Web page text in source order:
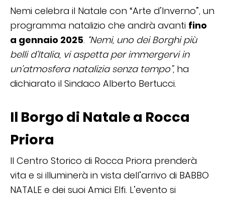
Nemi celebra il Natale con “Arte d’Inverno”, un
programma natalizio che andrà avanti fino
a gennaio 2025. “Nemi, uno dei Borghi più
belli d’Italia, vi aspetta per immergervi in
un’atmosfera natalizia senza tempo”, ha
dichiarato il Sindaco Alberto Bertucci.
Il Borgo di Natale a Rocca
Priora
Il Centro Storico di Rocca Priora prenderà
vita e si illuminerà in vista dell’arrivo di BABBO
NATALE e dei suoi Amici Elfi. L’evento si